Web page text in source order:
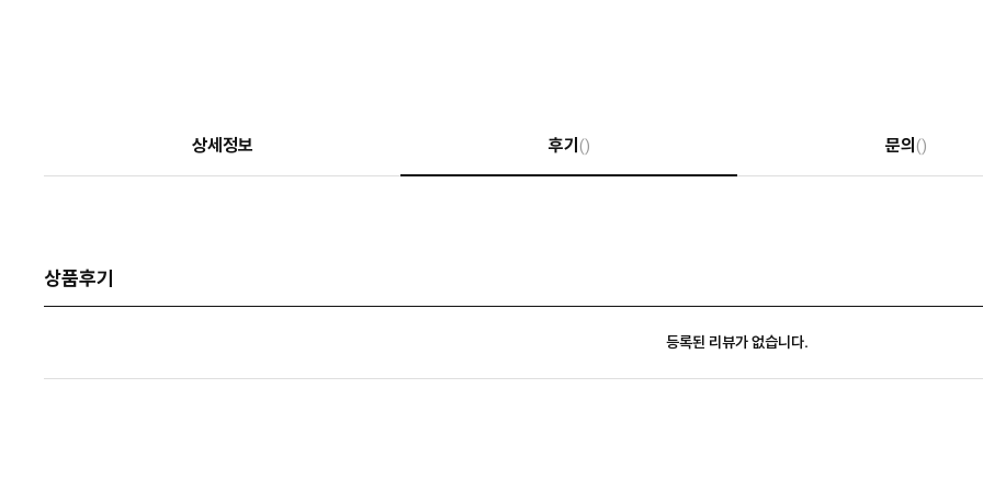
상세정보 후기 () 문의 ()
상품후기
등록된 리뷰가 없습니다.